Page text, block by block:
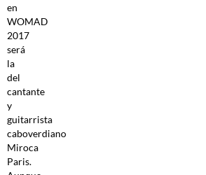
en
WOMAD
2017
será
la
del
cantante
y
guitarrista
caboverdiano
Miroca
Paris.